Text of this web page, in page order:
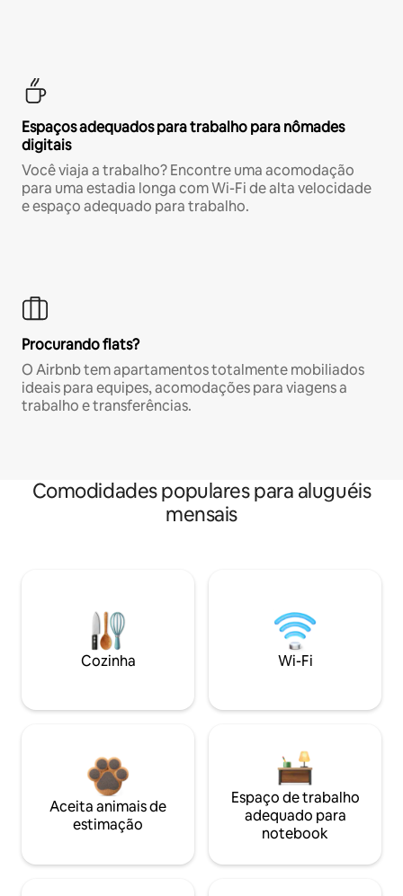
Espaços adequados para trabalho para nômades
digitais
Você viaja a trabalho? Encontre uma acomodação
para uma estadia longa com Wi-Fi de alta velocidade
e espaço adequado para trabalho.
Procurando flats?
O Airbnb tem apartamentos totalmente mobiliados
ideais para equipes, acomodações para viagens a
trabalho e transferências.
Comodidades populares para aluguéis
mensais
Cozinha Wi-Fi
Aceita animais de
estimação
Espaço de trabalho
adequado para
notebook